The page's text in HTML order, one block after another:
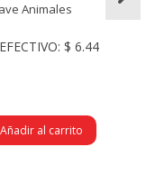
Animales
(Tela)
$ 6.44
Añadir al carrito